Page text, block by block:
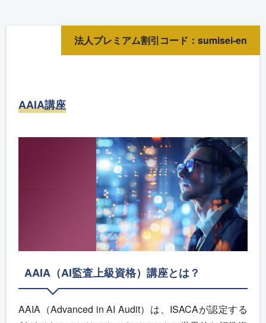
法人プレミアム割引コード：sumisei-en
AAIA講座
AAIA（AI監査上級資格）講座とは？
AAIA（Advanced in AI Audit）は、ISACAが認定する